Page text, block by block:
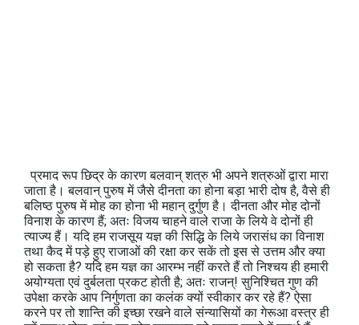
प्रमाद रूप छिद्र के कारण बलवान् शत्रु भी अपने शत्रुओं द्वारा मारा
जाता है। बलवान् पुरुष में जैसे दीनता का होना बड़ा भारी दोष है, वैसे ही
बलिष्ठ पुरुष में मोह का होना भी महान् दुर्गुण है। दीनता और मोह दोनों
विनाश के कारण हैं; अतः विजय चाहने वाले राजा के लिये वे दोनों ही
त्याज्य हैं। यदि हम राजसूय यज्ञ की सिद्धि के लिये जरासंध का विनाश
तथा कैद में पड़े हुए राजाओं की रक्षा कर सकें तो इस से उत्तम और क्या
हो सकता है? यदि हम यज्ञ का आरम्भ नहीं करते हैं तो निश्चय ही हमारी
अयोग्यता एवं दुर्बलता प्रकट होती है; अतः राजन्! सुनिश्चित गुण की
उपेक्षा करके आप निर्गुणता का कलंक क्यों स्वीकार कर रहे हैं? ऐसा
करने पर तो शान्ति की इच्छा रखने वाले संन्यासियों का गेरूआ वस्त्र ही